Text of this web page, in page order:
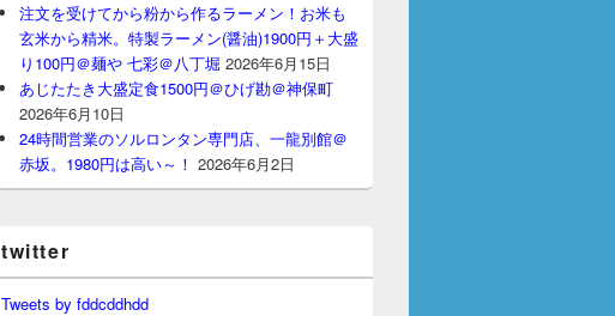
注文を受けてから粉から作るラーメン！お米も
玄米から精米。特製ラーメン(醤油)1900円＋大盛
り100円＠麺や 七彩＠八丁堀 2026年6月15日
あじたたき大盛定食1500円＠ひげ勘＠神保町
2026年6月10日
24時間営業のソルロンタン専門店、一龍別館＠
赤坂。1980円は高い～！ 2026年6月2日
twitter
Tweets by fddcddhdd